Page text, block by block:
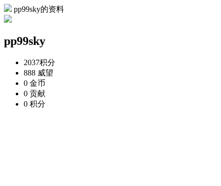
pp99sky的资料
pp99sky
2037积分
888 威望
0 金币
0 贡献
0 积分